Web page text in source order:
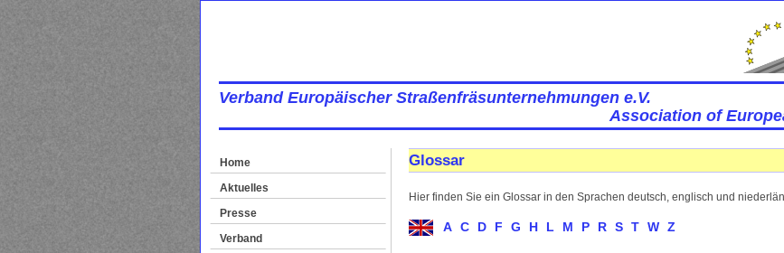
Verband Europäischer Straßenfräsunternehmungen e.V.
Association of
Home
Aktuelles
Presse
Verband
Glossar
Hier finden Sie ein Glossar in den Sprachen deutsch, englisch und
A C D F G H L M P R S T W Z